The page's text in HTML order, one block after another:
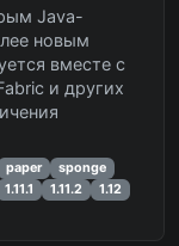
Java-
новым
вместе с
и других
paper
sponge
1.11.1 1.11.2
1.12